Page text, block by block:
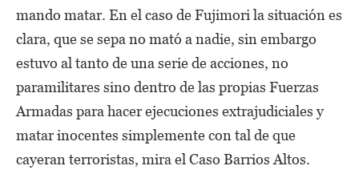
mando matar. En el caso de Fujimori la situación es
clara, que se sepa no mató a nadie, sin embargo
estuvo al tanto de una serie de acciones, no
paramilitares sino dentro de las propias Fuerzas
Armadas para hacer ejecuciones extrajudiciales y
matar inocentes simplemente con tal de que
cayeran terroristas, mira el Caso Barrios Altos.